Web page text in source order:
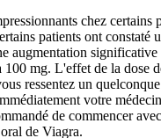
chez certains
patients ont constaté
augmentation
100 mg. L'effet de la dose
ressentez un
votre
de commencer
de Viagra.